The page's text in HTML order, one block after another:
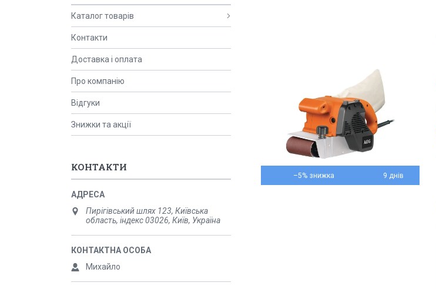
–5% 9 днів
Каталог товарів
Контакти
Доставка і оплата
Про компанію
Відгуки
Знижки та акції
КОНТАКТИ
Пирігівський шлях 123, Київська
область, індекс 03026, Київ, Україна
Михайло